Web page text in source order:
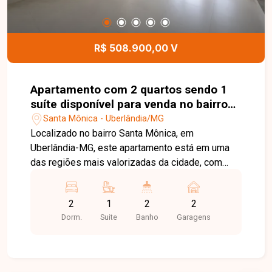
R$ 508.900,00 V
Apartamento com 2 quartos sendo 1
suíte disponível para venda no bairro
Santa Mônica em Uberlândia -MG
Santa Mônica - Uberlândia/MG
Localizado no bairro Santa Mônica, em
Uberlândia-MG, este apartamento está em uma
das regiões mais valorizadas da cidade, com
principais avenidas. A localização oferece
proximidade com universidades, supermercados,
escolas, farmácias, restaurantes e diversos
2
Dorm.
1
Suite
2
Banho
2
Garagens